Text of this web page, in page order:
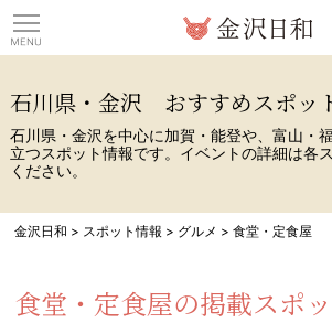
石川県・金沢 おすすめスポッ
石川県・金沢を中心に加賀・能登や、富山・
立つスポット情報です。イベントの詳細は各
ください。
金沢日和 > スポット情報 > グルメ >食堂・定食屋
食堂・定食屋の掲載スポ